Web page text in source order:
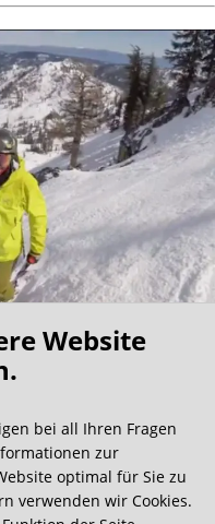
Website
bei all Ihren Fragen
zur
optimal für Sie zu
verwenden wir Cookies.